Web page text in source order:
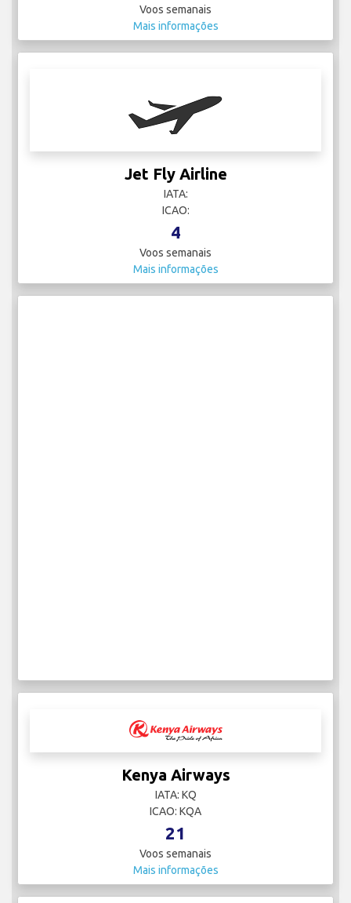
Voos semanais
Mais informações
Jet Fly Airline
IATA:
ICAO:
4
Voos semanais
Mais informações
Kenya Airways
IATA: KQ
ICAO: KQA
21
Voos semanais
Mais informações